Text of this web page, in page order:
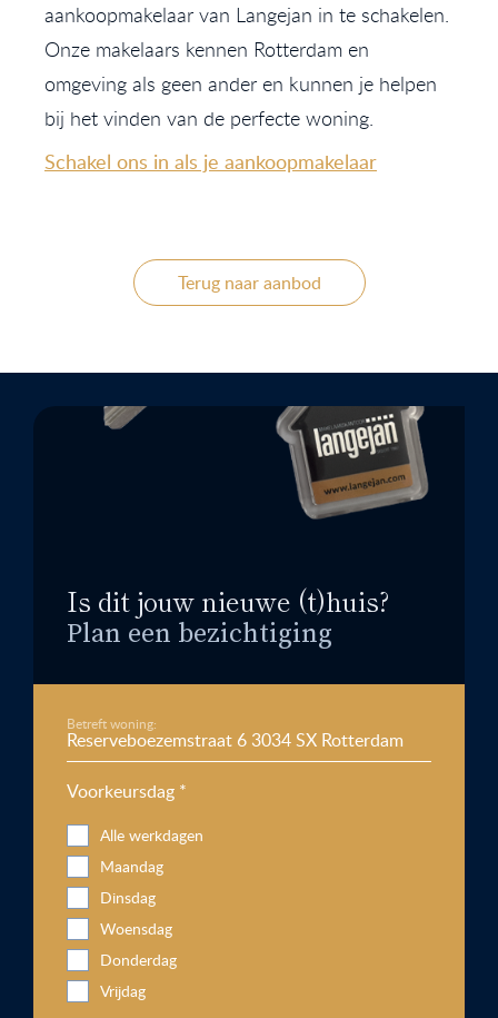
aankoopmakelaar van Langejan in te schakelen.
Onze makelaars kennen Rotterdam en
omgeving als geen ander en kunnen je helpen
bij het vinden van de perfecte woning.
Schakel ons in als je aankoopmakelaar
Terug naar aanbod
Is dit jouw nieuwe (t)huis?
Plan een bezichtiging
Betreft woning:
Voorkeursdag *
Alle werkdagen
Maandag
Dinsdag
Woensdag
Donderdag
Vrijdag